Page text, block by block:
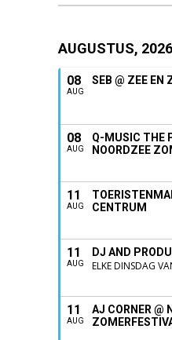
AUGUSTUS, 2026
08
AUG
SEB @ ZEE EN
08
AUG
Q-MUSIC THE
NOORDZEE
11
AUG
CENTRUM
11
AUG
DJ AND
ELKE DINSDAG
11
AUG
AJ CORNER @